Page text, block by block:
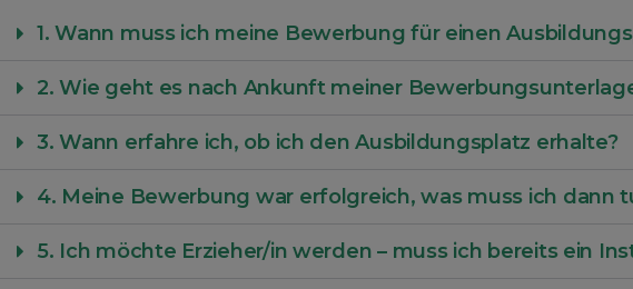
1. Wann muss ich meine Bewerbung für einen
2. Wie geht es nach Ankunft meiner
3. Wann erfahre ich, ob ich den Ausbildungsplatz erhalte?
4. Meine Bewerbung war erfolgreich, was muss ich dann
5. Ich möchte Erzieher/in werden – muss ich bereits ein